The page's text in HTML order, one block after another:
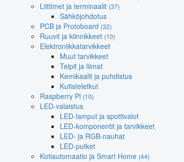
Liittimet ja terminaalit (37)
Sähköjohdotus
PCB ja Protoboard (32)
Ruuvit ja kiinnikkeet (10)
Elektroniikkatarvikkeet
Muut tarvikkeet
Teipit ja liimat
Kemikaalit ja puhdistus
Kutisteletkut
Raspberry Pi (10)
LED-valaistus
LED-lamput ja spottivalot
LED-komponentit ja tarvikkeet
LED- ja RGB-nauhat
LED-putket
Kotiautomaatio ja Smart Home (44)